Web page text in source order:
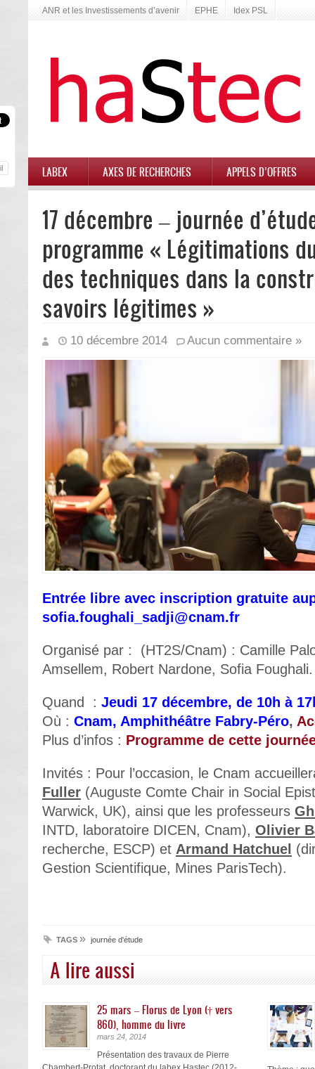
ANR et les Investissements d’avenir EPHE Idex PSL
LABEX AXES DE RECHERCHES APPELS D’OFFRES
17 décembre – journée
programme « Légitimations
des techniques dans la
savoirs légitimes »
10 décembre 2014 Aucun commentaire »
Entrée libre avec inscription gratuite
sofia.foughali_sadji@cnam.fr
Organisé par : (HT2S/Cnam) : Camille
Amsellem, Robert Nardone, Sofia Foughali.
Quand : Jeudi 17 décembre, de 10h à
Où : Cnam, Amphithéâtre Fabry-Péro,
Plus d’infos : Programme de cette
Invités : Pour l’occasion, le Cnam
Fuller (Auguste Comte Chair in Social
Warwick, UK), ainsi que les professeurs
INTD, laboratoire DICEN, Cnam), Olivier
recherche, ESCP) et Armand Hatchuel
Gestion Scientifique, Mines ParisTech).
TAGS » journée d'étude
A lire aussi
25 mars – Florus de Lyon († vers
860), homme du livre
mars 24, 2014
Présentation des travaux de Pierre